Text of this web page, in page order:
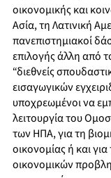
οικονομικής και
Ασία, τη Λατινική
πανεπιστημιακοί
επιλογής άλλη από
“διεθνείς
εισαγωγικών
υποχρεωμένοι να
λειτουργία του
των ΗΠΑ, για τη
οικονομίας ή και
οικονομικών